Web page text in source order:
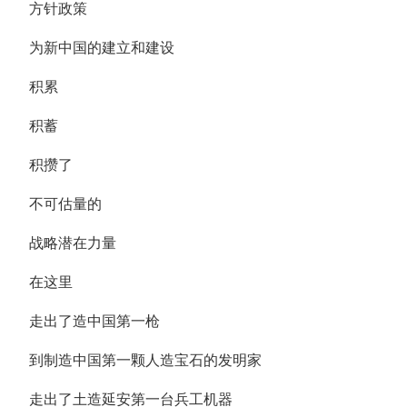
方针政策
为新中国的建立和建设
积累
积蓄
积攒了
不可估量的
战略潜在力量
在这里
走出了造中国第一枪
到制造中国第一颗人造宝石的发明家
走出了土造延安第一台兵工机器